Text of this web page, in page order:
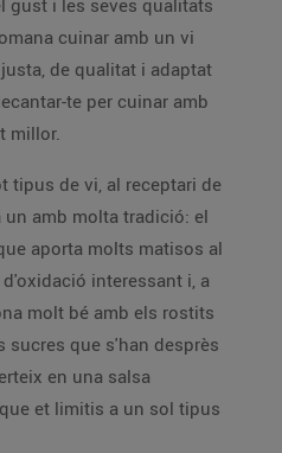
gust i les seves qualitats
cuinar amb un vi
de qualitat i adaptat
te per cuinar amb
millor.
tipus de vi, al receptari de
amb molta tradició: el
aporta molts matisos al
interessant i, a
molt bé amb els rostits
sucres que s'han desprès
en una salsa
et limitis a un sol tipus